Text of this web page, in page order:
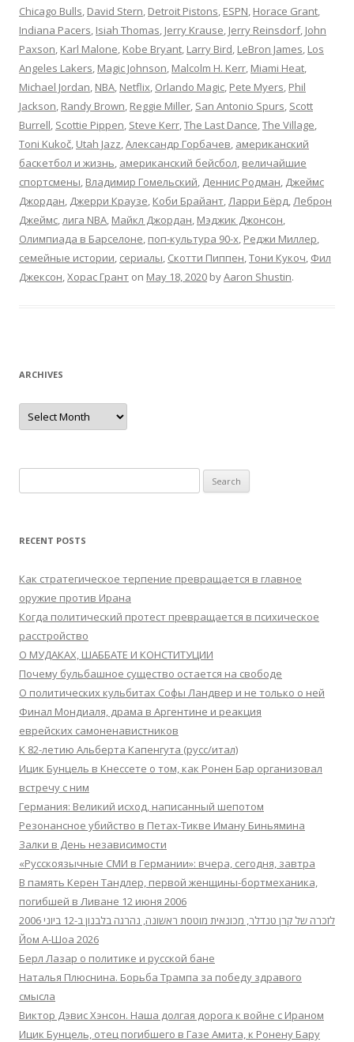
Chicago Bulls, David Stern, Detroit Pistons, ESPN, Horace Grant,
Indiana Pacers, Isiah Thomas, Jerry Krause, Jerry Reinsdorf, John
Paxson, Karl Malone, Kobe Bryant, Larry Bird, LeBron James, Los
Angeles Lakers, Magic Johnson, Malcolm H. Kerr, Miami Heat,
Michael Jordan, NBA, Netflix, Orlando Magic, Pete Myers, Phil
Jackson, Randy Brown, Reggie Miller, San Antonio Spurs, Scott
Burrell, Scottie Pippen, Steve Kerr,The Last Dance,The Village,
Toni Kukoč, Utah Jazz,Александр Горбачев, американский
баскетбол и жизнь, американский бейсбол, величайшие
спортсмены, Владимир Гомельский, Деннис Родман, Джеймс
Джордан, Джерри Краузе, Коби Брайант,Ларри Бёрд,Леброн
Джеймс,лига NBA, Майкл Джордан, Мэджик Джонсон,
Олимпиада в Барселоне, поп-культура 90-х, Реджи Миллер,
семейные истории, сериалы, Скотти Пиппен,Тони Кукоч, Фил
Джексон,Хорас Грант on May 18, 2020 byAaron Shustin.
ARCHIVES
Archives
for:
RECENT POSTS
Как стратегическое терпение превращается в главное
оружие против Ирана
Когда политический протест превращается в психическое
расстройство
О МУДАКАХ, ШАББАТЕ И КОНСТИТУЦИИ
Почему бульбашное существо остается на свободе
О политических кульбитах Софы Ландвер и не только о ней
Финал Мондиаля, драма в Аргентине и реакция
еврейских самоненавистников
К 82-летию Альберта Капенгута (русс/итал)
Ицик Бунцель в Кнессете о том, как Ронен Бар организовал
встречу с ним
Германия: Великий исход, написанный шепотом
Резонансное убийство в Петах-Тикве Иману Биньямина
Залки в День независимости
«Русскоязычные СМИ в Германии»: вчера, сегодня, завтра
В память Керен Тандлер, первой женщины-бортмеханика,
погибшей в Ливане 12 июня 2006
לזכרה של קרן טנדלר, מכונאית מוטסת ראשונה, נהרגה בלבנון ב-12 ביוני 2006
Йом А-Шоа 2026
Берл Лазар о политике и русской бане
Наталья Плюснина. Борьба Трампа за победу здравого
смысла
Виктор Дэвис Хэнсон. Наша долгая дорога к войне с Ираном
Ицик Бунцель, отец погибшего в Газе Амита, к Ронену Бару